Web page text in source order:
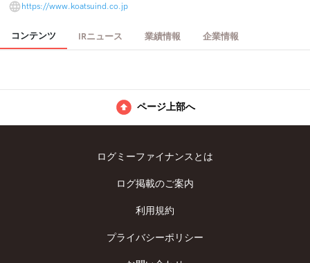
https://www.koatsuind.co.jp
コンテンツ IRニュース 業績情報 企業情報
ページ上部へ
ログミーファイナンスとは
ログ掲載のご案内
利用規約
プライバシーポリシー